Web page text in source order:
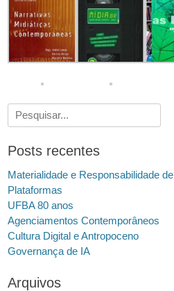
Pesquisar
por:
Posts recentes
Materialidade e Responsabilidade de
Plataformas
UFBA 80 anos
Agenciamentos Contemporâneos
Cultura Digital e Antropoceno
Governança de IA
Arquivos